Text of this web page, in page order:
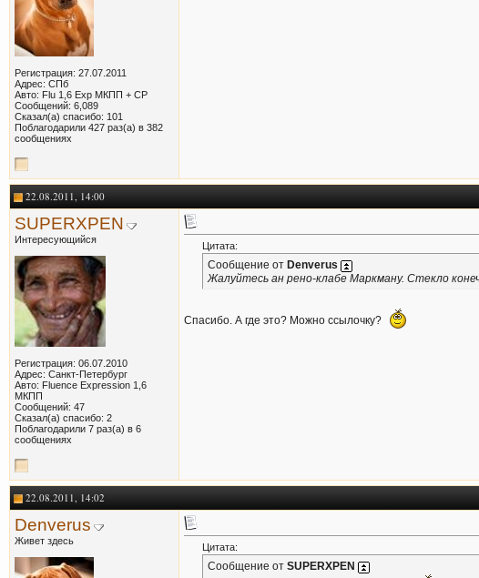
Регистрация: 27.07.2011
Адрес: СПб
Авто: Flu 1,6 Exp МКПП + СР
Сообщений: 6,089
Сказал(а) спасибо: 101
Поблагодарили 427 раз(а) в 382
сообщениях
22.08.2011, 14:00
SUPERXPEN
Интересующийся
Регистрация: 06.07.2010
Адрес: Санкт-Петербург
Авто: Fluence Expression 1,6
МКПП
Сообщений: 47
Сказал(а) спасибо: 2
Поблагодарили 7 раз(а) в 6
сообщениях
Цитата:
Сообщение от Denverus
Жалуйтесь ан рено-клабе Маркману. Стекло
Спасибо. А где это? Можно ссылочку?
22.08.2011, 14:02
Denverus
Живет здесь
Цитата:
Сообщение от SUPERXPEN